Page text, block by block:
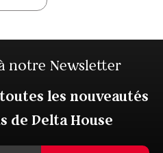
notre Newsletter
les nouveautés
de Delta House